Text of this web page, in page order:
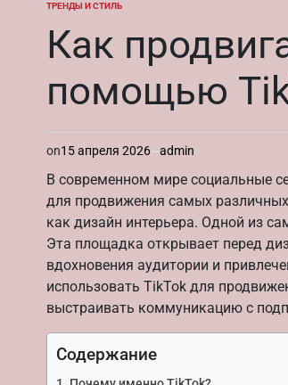
ОПУБЛИКОВАНО
ТРЕНДЫ И СТИЛЬ
Как
помощью
on15 апреля 2026 admin
В современном мире социальные
для продвижения самых
как дизайн интерьера. Одной из
Эта площадка открывает перед
вдохновения аудитории и
использовать TikTok для
выстраивать коммуникацию с
Содержание